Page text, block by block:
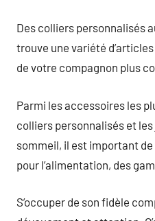
Des colliers personnalisés
trouve une variété
de votre compagnon plus
Parmi les accessoires les
colliers personnalisés et
sommeil, il est important
pour l’alimentation, des
S’occuper de son fidèle